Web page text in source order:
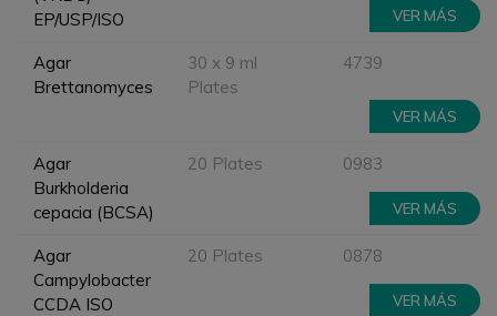
EP/USP/ISO
VER MÁS
Agar
Brettanomyces
30 x 9 ml
Plates
4739
VER MÁS
Agar
Burkholderia
cepacia (BCSA)
20 Plates 0983
VER MÁS
Agar
Campylobacter
CCDA ISO
20 Plates 0878
VER MÁS